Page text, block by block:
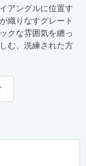
アングルに位置す
織りなすグレート
クな雰囲気を纏っ
む、洗練された方